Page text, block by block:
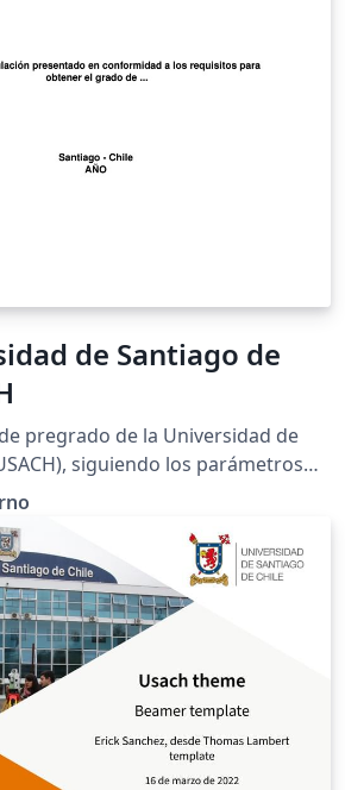
de Santiago de
pregrado de la Universidad de
siguiendo los parámetros
de Normalización para Tesis En
se encuentra el detalle
más detalles sobre la estructura,
y sus autores visitar
?p=3279